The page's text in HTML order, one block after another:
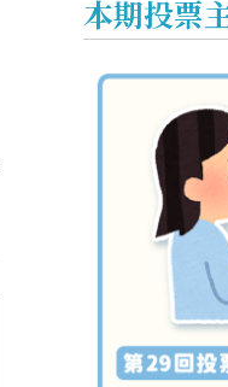
投票區
本期投票